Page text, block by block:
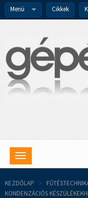
Menü Cikkek
Toggle
navigation
KEZDŐLAP >
KONDENZÁCIÓS